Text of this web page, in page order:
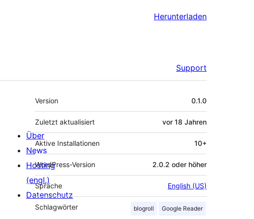
Herunterladen
Support
Meta
Version 0.1.0
Zuletzt aktualisiert vor 18 Jahren
Aktive Installationen 10+
WordPress-Version 2.0.2 oder höher
Sprache English (US)
Schlagwörter blogroll Google Reader
Über
News
Hosting
(engl.)
Datenschutz